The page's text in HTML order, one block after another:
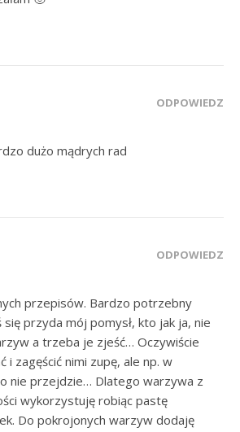
ODPOWIEDZ
dużo mądrych rad
ODPOWIEDZ
przepisów. Bardzo potrzebny
przyda mój pomysł, kto jak ja, nie
a trzeba je zjeść… Oczywiście
i zagęścić nimi zupę, ale np. w
nie przejdzie… Dlatego warzywa z
wykorzystuję robiąc pastę
Do pokrojonych warzyw dodaję